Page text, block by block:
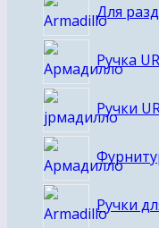
Для
Ручка
Ручки
Ручки